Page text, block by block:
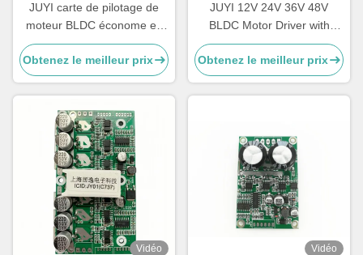
JUYI carte de pilotage de
moteur BLDC économe en
énergie 12V 24V 48V avec
fonction de freinage
Obtenez le meilleur prix
JUYI 12V 24V 36V 48V
BLDC Motor Driver with
JY01 IC and Wide Voltage
Compatibility for 10A Current
Obtenez le meilleur prix
Vidéo Vidéo